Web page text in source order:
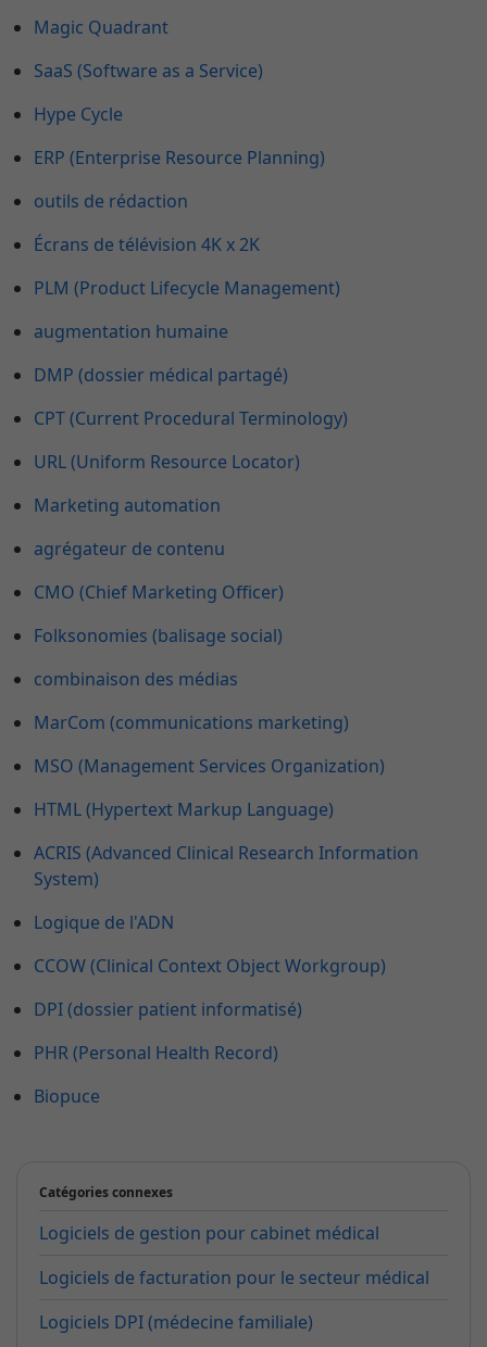
Magic Quadrant
SaaS (Software as a Service)
Hype Cycle
ERP (Enterprise Resource Planning)
outils de rédaction
Écrans de télévision 4K x 2K
PLM (Product Lifecycle Management)
augmentation humaine
DMP (dossier médical partagé)
CPT (Current Procedural Terminology)
URL (Uniform Resource Locator)
Marketing automation
agrégateur de contenu
CMO (Chief Marketing Officer)
Folksonomies (balisage social)
combinaison des médias
MarCom (communications marketing)
MSO (Management Services Organization)
HTML (Hypertext Markup Language)
ACRIS (Advanced Clinical Research Information
System)
Logique de l'ADN
CCOW (Clinical Context Object Workgroup)
DPI (dossier patient informatisé)
PHR (Personal Health Record)
Biopuce
Catégories connexes
Logiciels de gestion pour cabinet médical
Logiciels de facturation pour le secteur médical
Logiciels DPI (médecine familiale)